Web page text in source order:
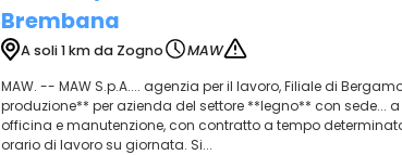
Brembana
A soli 1 km da Zogno
MAW
MAW. -- MAW S.p.A.... agenzia per il lavoro, Filiale di
produzione** per azienda del settore **legno** con sede...
officina e manutenzione, con contratto a tempo
orario di lavoro su giornata. Si...